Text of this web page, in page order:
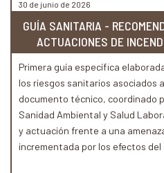
30 de junio de 2026
GUÍA SANITARIA -
ACTUACIONES DE
Primera guía específica
los riesgos sanitarios asociados
documento técnico, coordinado
Sanidad Ambiental y Salud
y actuación frente a una
incrementada por los efectos del